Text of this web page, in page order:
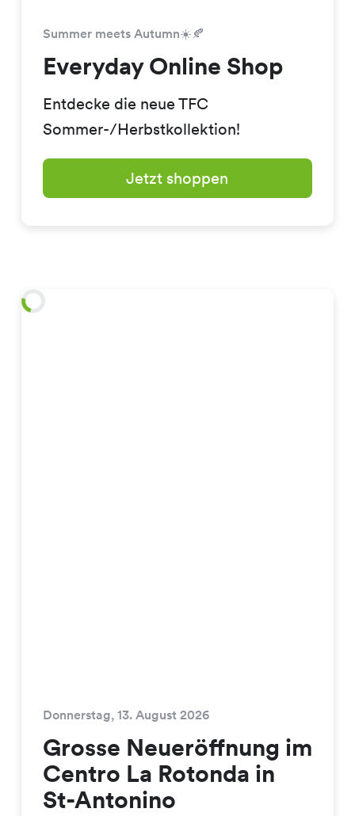
Summer meets Autumn☀️🍂
Everyday Online Shop
Entdecke die neue TFC
Sommer-/Herbstkollektion!
Jetzt shoppen
Donnerstag, 13. August 2026
Grosse Neueröffnung im
Centro La Rotonda in
St-Antonino